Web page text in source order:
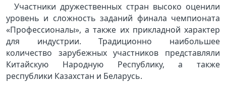
Участники дружественных стран высоко оценили
уровень и сложность заданий финала чемпионата
«Профессионалы», а также их прикладной характер
для индустрии. Традиционно наибольшее
количество зарубежных участников представляли
Китайскую Народную Республику, а также
республики Казахстан и Беларусь.